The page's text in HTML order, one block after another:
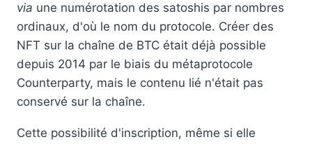
via une numérotation des satoshis par nombres
ordinaux, d'où le nom du protocole. Créer des
NFT sur la chaîne de BTC était déjà possible
depuis 2014 par le biais du métaprotocole
Counterparty, mais le contenu lié n'était pas
conservé sur la chaîne.
Cette possibilité d'inscription, même si elle